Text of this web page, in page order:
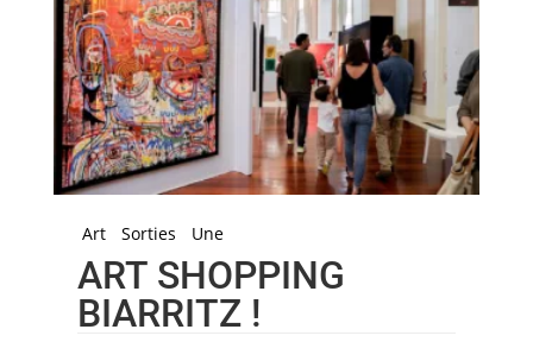
Art Sorties Une
ART SHOPPING
BIARRITZ !